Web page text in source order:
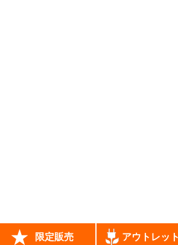
copyrights (c) JADE All
限定販売 アウトレット